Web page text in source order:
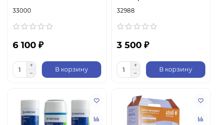
33000
6 100 ₽
В корзину
32988
3 500 ₽
В корзину